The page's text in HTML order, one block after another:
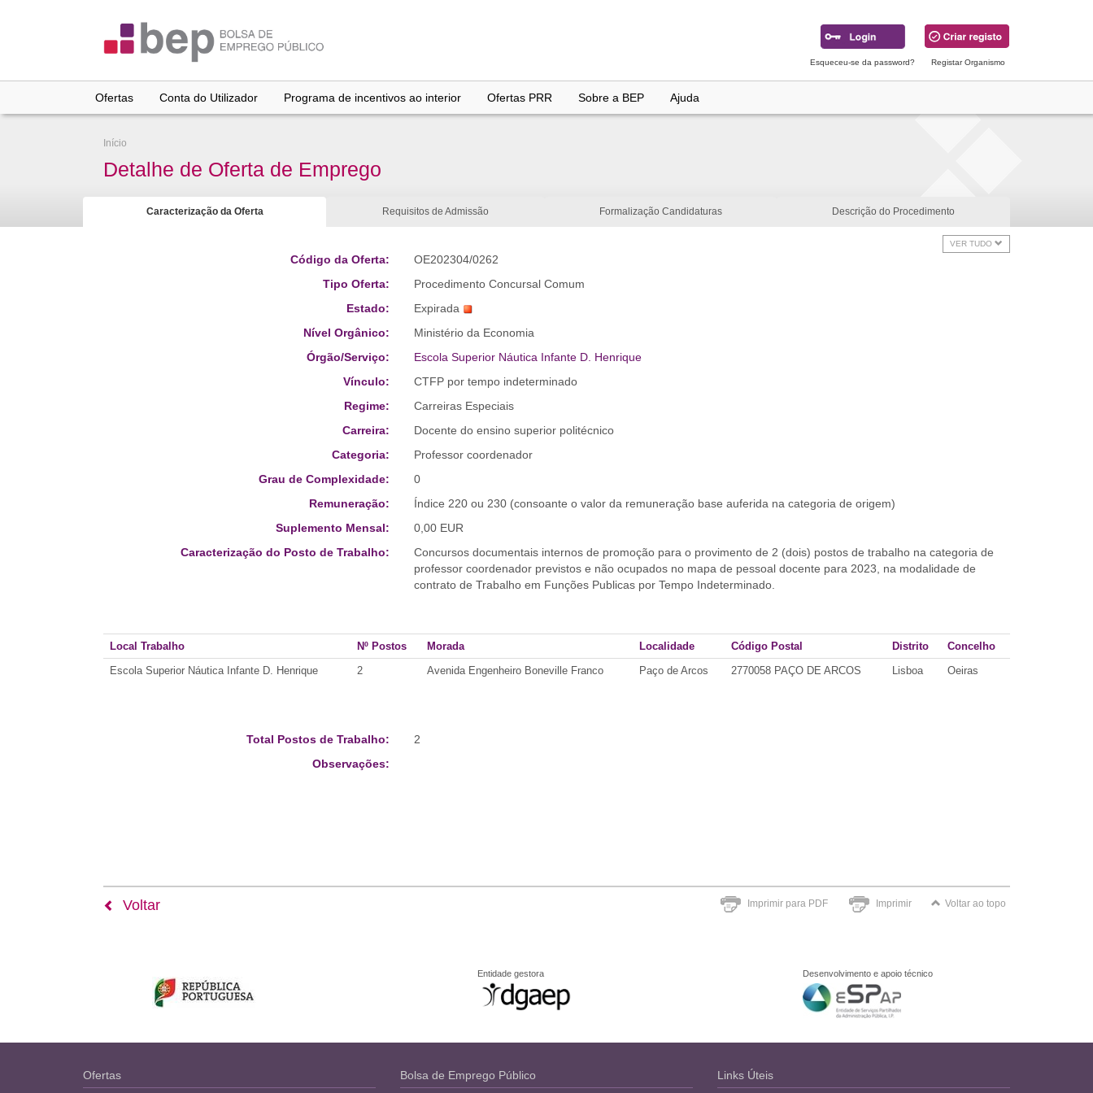
Esqueceu-se da password? Registar Organismo
Ofertas Conta do Utilizador Programa de incentivos ao interior Ofertas PRR Sobre a BEP Ajuda
Início
Detalhe de Oferta de Emprego
Caracterização da Oferta Requisitos de Admissão Formalização Candidaturas Descrição do Procedimento
VER TUDO
Código da Oferta:
OE202304/0262
Tipo Oferta:
Procedimento Concursal Comum
Estado:
Expirada
Nível Orgânico:
Ministério da Economia
Órgão/Serviço:
Escola Superior Náutica Infante D. Henrique
Vínculo:
CTFP por tempo indeterminado
Regime:
Carreiras Especiais
Carreira:
Docente do ensino superior politécnico
Categoria:
Professor coordenador
Grau de Complexidade:
0
Remuneração:
Índice 220 ou 230 (consoante o valor da remuneração base auferida na categoria de origem)
Suplemento Mensal:
0,00 EUR
Caracterização do Posto de Trabalho:
Concursos documentais internos de promoção para o provimento de 2 (dois) postos de trabalho na categoria de
professor coordenador previstos e não ocupados no mapa de pessoal docente para 2023, na modalidade de
contrato de Trabalho em Funções Publicas por Tempo Indeterminado.
Local Trabalho Nº Postos Morada Localidade Código Postal Distrito
Concelho
Escola Superior Náutica Infante D. Henrique
2 Avenida Engenheiro Boneville Franco Paço de Arcos 2770058 PAÇO DE ARCOS Lisboa Oeiras
Total Postos de Trabalho:
2
Observações:
Imprimir para PDF Imprimir Voltar ao topo
Voltar
Entidade gestora Desenvolvimento e apoio técnico
Ofertas Bolsa de Emprego Público Links Úteis